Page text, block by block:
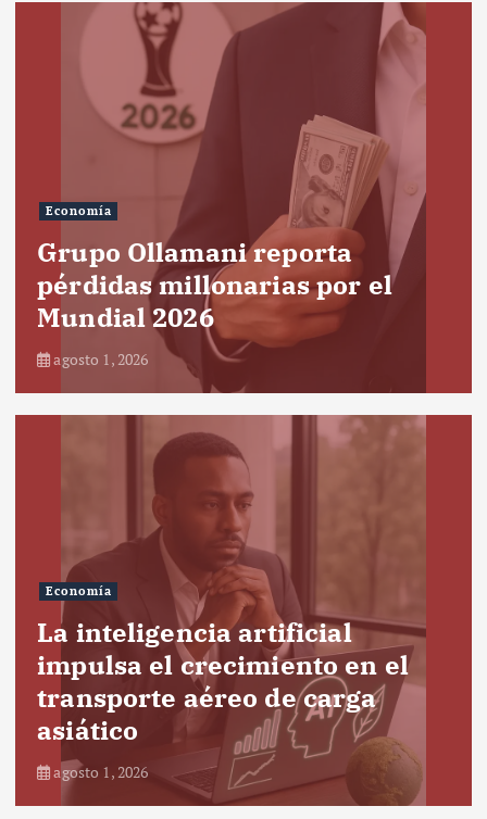
Economía
Grupo Ollamani reporta
pérdidas millonarias por el
Mundial 2026
agosto 1, 2026
Economía
La inteligencia artificial
impulsa el crecimiento en el
transporte aéreo de carga
asiático
agosto 1, 2026